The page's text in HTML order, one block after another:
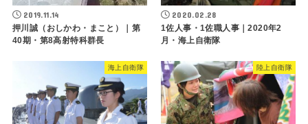
2019.11.14
押川誠（おしかわ・まこと）｜第
40期・第8高射特科群長
2020.02.28
1佐人事・1佐職人事｜2020年2
月・海上自衛隊
海上自衛隊 陸上自衛隊